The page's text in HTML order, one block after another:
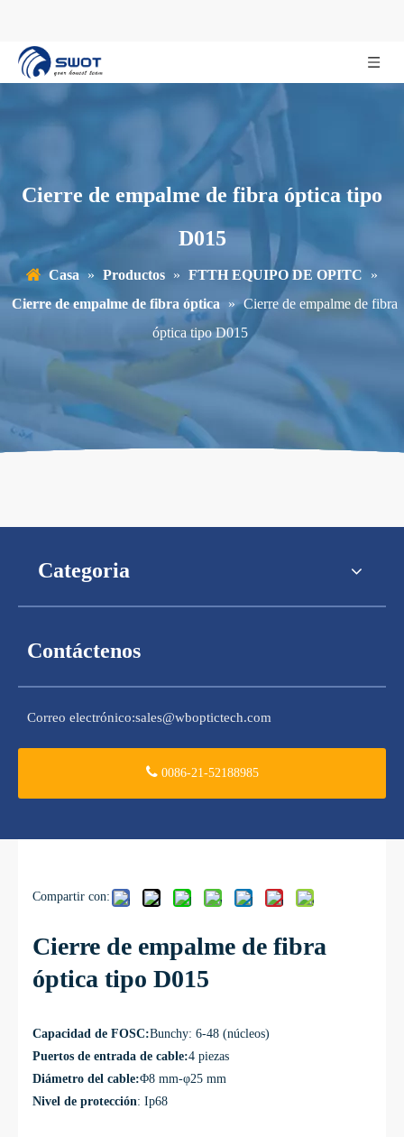
Cierre de empalme de fibra óptica tipo
D015
Casa » Productos » FTTH EQUIPO DE OPITC
»
Cierre de empalme de fibra óptica
» Cierre de empalme de fibra
óptica tipo D015
Categoria
Contáctenos
Correo electrónico:sales@wboptictech.com
0086-21-52188985
Compartir con:
Cierre de empalme de fibra
óptica tipo D015
Capacidad de FOSC:Bunchy: 6-48 (núcleos)
Puertos de entrada de cable:4 piezas
Diámetro del cable:Φ8 mm-φ25 mm
Nivel de protección: Ip68